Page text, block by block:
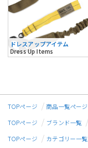
ドレスアップアイテム
Dress Up Items
TOPページ 商品一覧ページ
TOPページ
ブランド一覧
TOPページ
カテゴリー一覧